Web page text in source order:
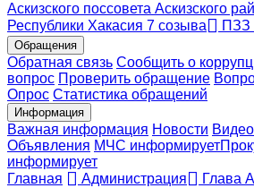
Аскизского поссовета Аскизского
Республики Хакасия 7 созыва
ПЗЗ
Обращения
Обратная связь Сообщить о
вопрос Проверить обращение
Опрос Статистика обращений
Информация
Важная информация Новости
Объявления МЧС информирует
информирует
Главная
Администрация Глава